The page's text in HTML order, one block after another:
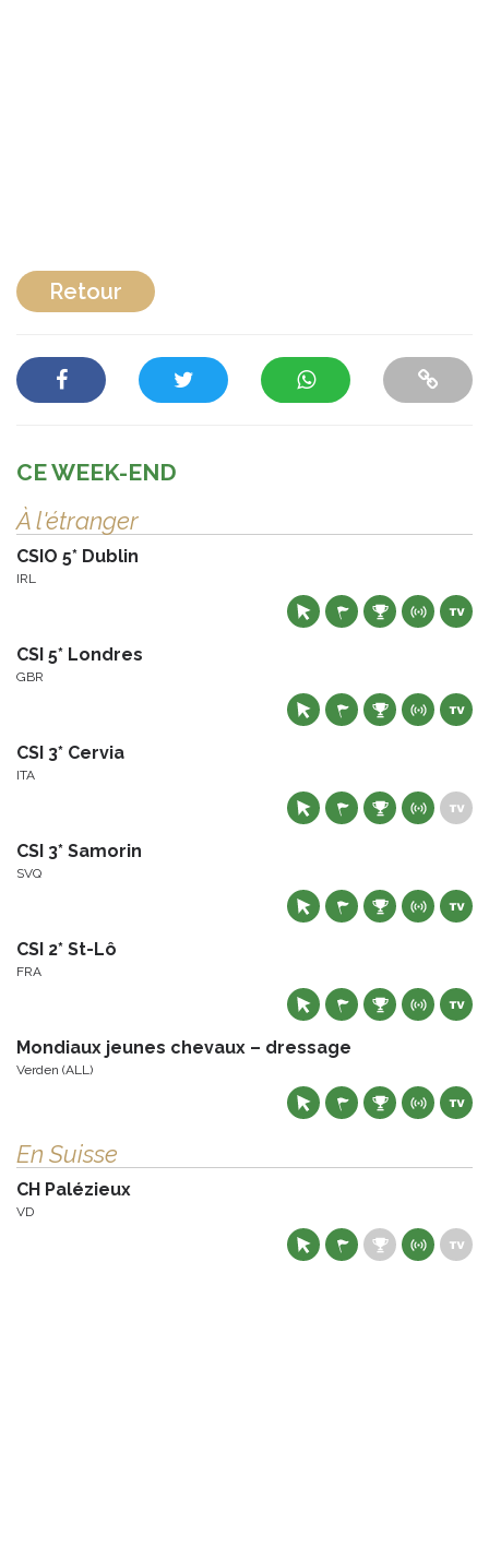
Retour
CE WEEK-END
À l'étranger
CSIO 5* Dublin
IRL
CSI 5* Londres
GBR
CSI 3* Cervia
ITA
CSI 3* Samorin
SVQ
CSI 2* St-Lô
FRA
Mondiaux jeunes chevaux – dressage
Verden (ALL)
En Suisse
CH Palézieux
VD